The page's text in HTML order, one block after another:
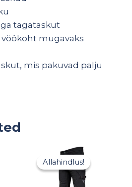
tagataskut
mugavaks
mis pakuvad palju
Hinnavahemik:
Allahindlus!
Allahindlus!
Algne
hind
oli:
68,50 €.